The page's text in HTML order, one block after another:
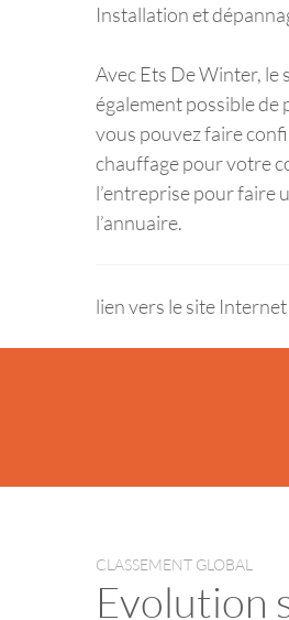
Installation et
Avec Ets De Winter, le
également possible de
vous pouvez faire
chauffage pour votre
l’entreprise pour faire
l’annuaire.
lien vers le site Internet
CLASSEMENT GLOBAL
Evolution